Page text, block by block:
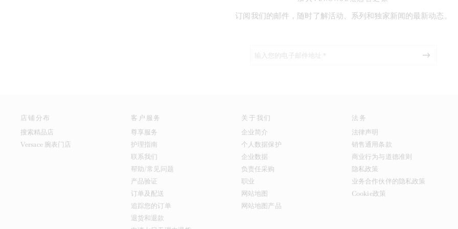
订阅我们的邮件，随时了解活动、系列和独家新闻的最新动态。
店铺分布
搜索精品店
Versace 腕表门店
客户服务
尊享服务
护理指南
联系我们
帮助/常见问题
产品验证
订单及配送
追踪您的订单
退货和退款
关于我们
企业简介
个人数据保护
企业数据
负责任采购
职业
网站地图
网站地图产品
法务
法律声明
销售通用条款
商业行为与道德准则
隐私政策
业务合作伙伴的隐私政策
Cookie政策